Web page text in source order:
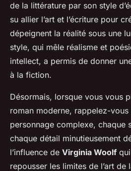
de la littérature par son style
su allier l’art et l’écriture pour
dépeignent la réalité sous une
style, qui mêle réalisme et
intellect, a permis de donner
à la fiction.
Désormais, lorsque vous vous
roman moderne, rappelez-
personnage complexe, chaque
chaque détail minutieusement
l’influence de Virginia Woolf
repousser les limites de l’art